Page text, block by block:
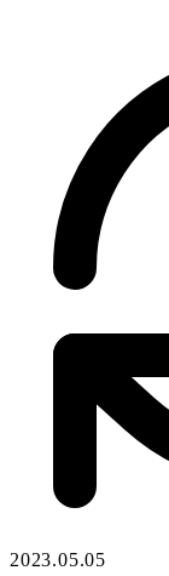
2023.05.05